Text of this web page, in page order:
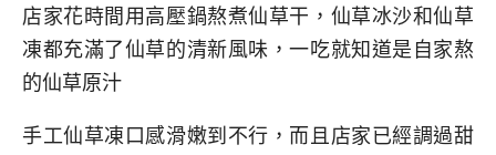
店家花時間用高壓鍋熬煮仙草干，仙草冰沙和仙草
凍都充滿了仙草的清新風味，一吃就知道是自家熬
的仙草原汁
手工仙草凍口感滑嫩到不行，而且店家已經調過甜